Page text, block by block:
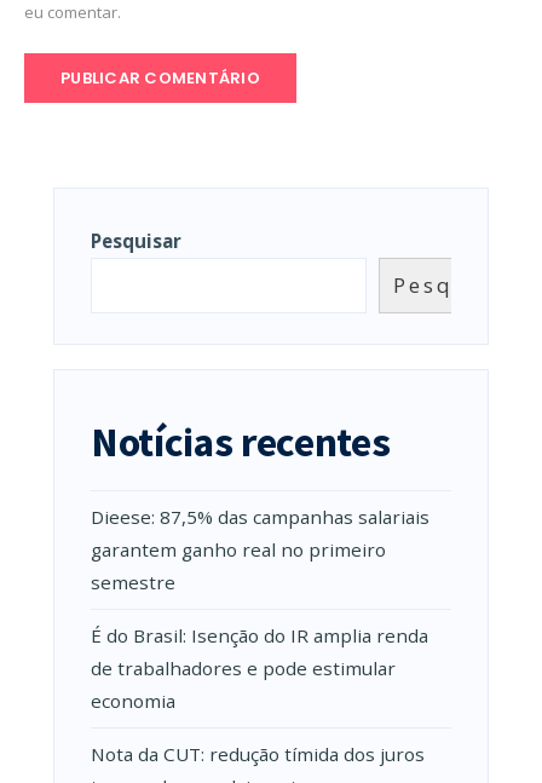
eu comentar.
Pesquisar
Pesquisar
Notícias recentes
Dieese: 87,5% das campanhas salariais
garantem ganho real no primeiro
semestre
É do Brasil: Isenção do IR amplia renda
de trabalhadores e pode estimular
economia
Nota da CUT: redução tímida dos juros